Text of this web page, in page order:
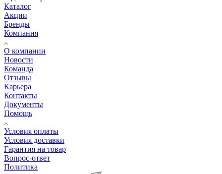
Каталог
Акции
Бренды
Компания
О компании
Новости
Команда
Отзывы
Карьера
Контакты
Документы
Помощь
Условия оплаты
Условия доставки
Гарантия на товар
Вопрос-ответ
Политика